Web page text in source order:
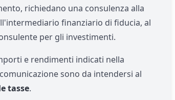
richiedano una consulenza alla
finanziario di fiducia, al
per gli investimenti.
e rendimenti indicati nella
sono da intendersi al
tasse.